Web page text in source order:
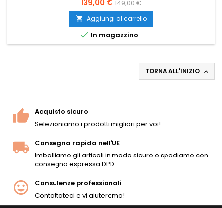
40 mm, visiera panoramica in policarbonato, diaframma
parlante, capacità di doppio filtro. Ideale per la protezione
del viso in airsoft e skirmish o come equipaggiamento di
sopravvivenza...
139,00 € 149,00 €
 Aggiungi al carrello
 In magazzino
TORNA ALL'INIZIO 
Acquisto sicuro
Selezioniamo i prodotti migliori per voi!
Consegna rapida nell'UE
Imballiamo gli articoli in modo sicuro e spediamo con
consegna espressa DPD.
Consulenze professionali
Contattateci e vi aiuteremo!